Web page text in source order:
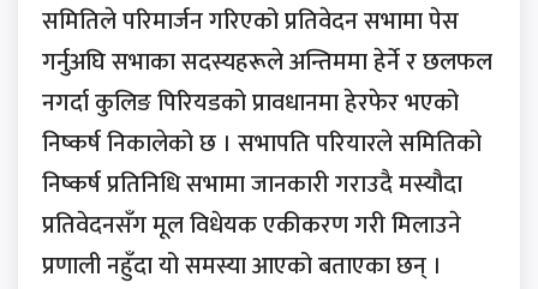
समितिले परिमार्जन गरिएको प्रतिवेदन सभामा पेस
गर्नुअघि सभाका सदस्यहरूले अन्तिममा हेर्ने र छलफल
नगर्दा कुलिङ पिरियडको प्रावधानमा हेरफेर भएको
निष्कर्ष निकालेको छ । सभापति परियारले समितिको
निष्कर्ष प्रतिनिधि सभामा जानकारी गराउदै मस्यौदा
प्रतिवेदनसँग मूल विधेयक एकीकरण गरी मिलाउने
प्रणाली नहुँदा यो समस्या आएको बताएका छन् ।